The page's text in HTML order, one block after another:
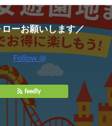
ーお願いします／
Follow @
feedly